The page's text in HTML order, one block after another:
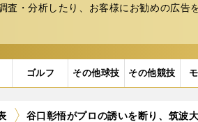
・分析したり、お客様にお勧めの広
ゴルフ その他球技 その他競技
谷口彰悟がプロの誘いを断り、筑波